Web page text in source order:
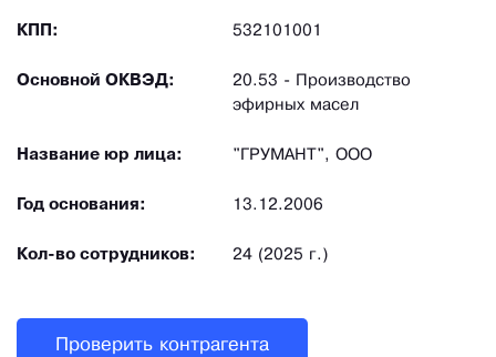
КПП: 532101001
Основной ОКВЭД:
20.53 - Производство
эфирных масел
Название юр лица: "ГРУМАНТ", ООО
Год основания: 13.12.2006
Кол-во сотрудников: 24 (2025 г.)
Проверить контрагента